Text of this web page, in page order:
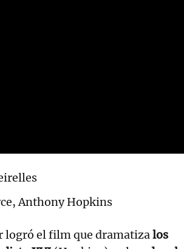
Anthony Hopkins
logró el film que dramatizalos